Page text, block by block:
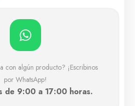
con algún producto? ¡Escribinos
por WhatsApp!
de 9:00 a 17:00 horas.